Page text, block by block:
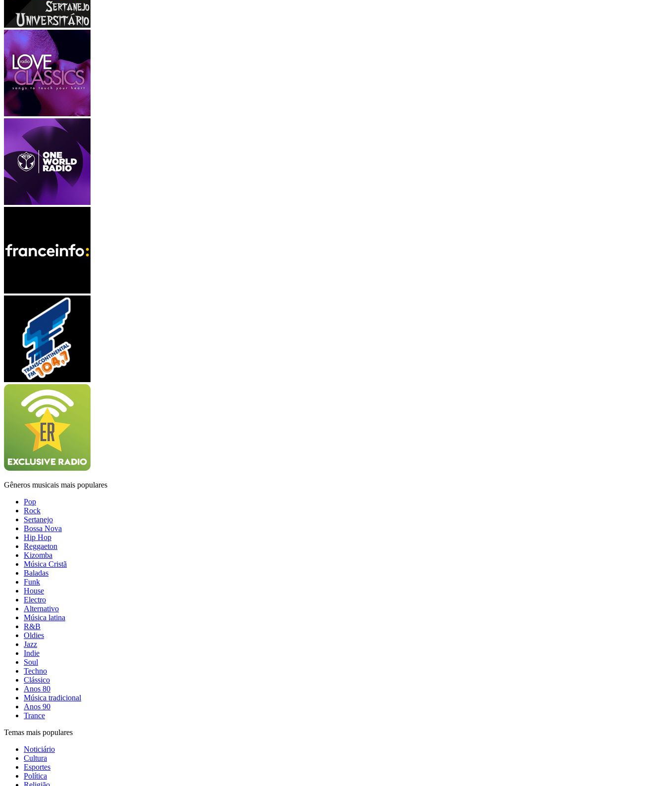
Gêneros musicais mais populares
Pop
Rock
Sertanejo
Bossa Nova
Hip Hop
Reggaeton
Kizomba
Música Cristã
Baladas
Funk
House
Electro
Alternativo
Música latina
R&B
Oldies
Jazz
Indie
Soul
Techno
Clássico
Anos 80
Música tradicional
Anos 90
Trance
Temas mais populares
Noticiário
Cultura
Esportes
Política